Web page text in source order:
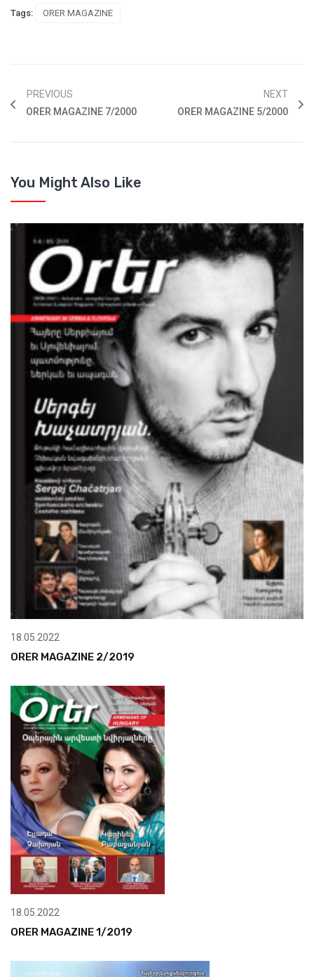
Tags: ORER MAGAZINE
PREVIOUS
ORER MAGAZINE 7/2000
NEXT
ORER MAGAZINE 5/2000
You Might Also Like
18.05.2022
ORER MAGAZINE 2/2019
18.05.2022
ORER MAGAZINE 1/2019